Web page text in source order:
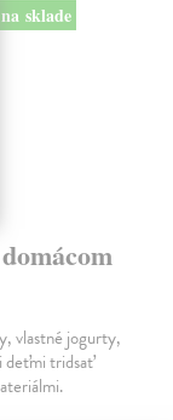
na sklade
vlastné jogurty,
deťmi tridsať